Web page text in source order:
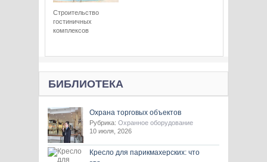
Строительство
гостиничных
комплексов
БИБЛИОТЕКА
Охрана торговых объектов
Рубрика: Охранное оборудование
10 июля, 2026
Кресло для парикмахерских: что